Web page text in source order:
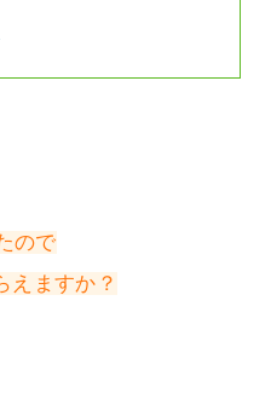
ので
えますか？